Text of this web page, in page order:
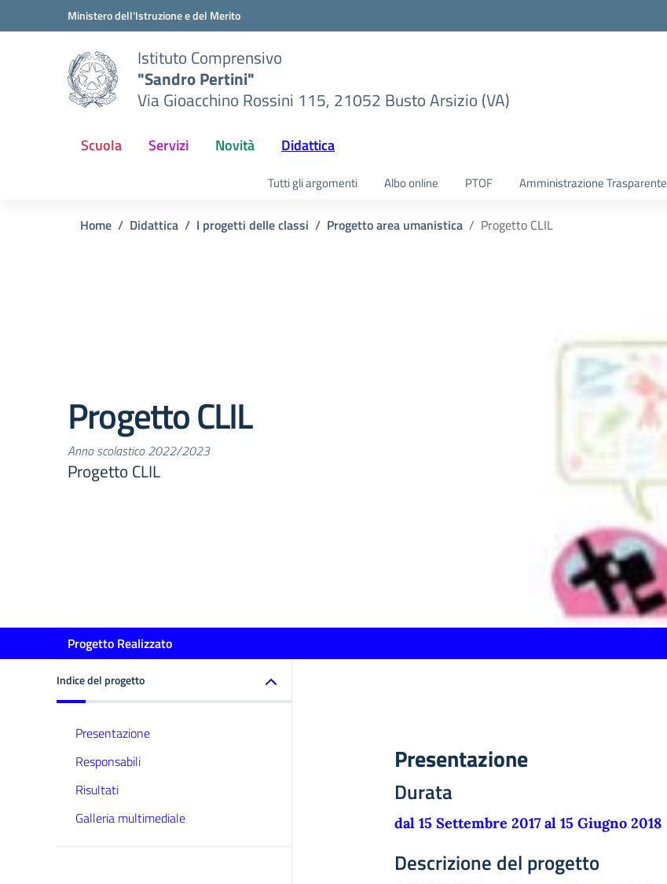
Vai ai contenuti
Vai al menu di navigazioneMinistero dell'Istruzione e del Merito
Istituto Comprensivo
"Sandro Pertini"
Via Gioacchino Rossini 115, 21052 Busto Arsizio (VA)
Scuola Servizi Novità Didattica
Tutti gli argomenti Albo online PTOF Amministrazione Trasparente
Home Didattica I progetti delle classi Progetto area umanistica Progetto CLIL
Progetto CLIL
Anno scolastico 2022/2023
Progetto CLIL
Progetto Realizzato
Indice del progetto
Presentazione
Responsabili
Risultati
Galleria multimediale
Presentazione
Durata
dal 15 Settembre 2017 al 15 Giugno 2018
Descrizione del progetto